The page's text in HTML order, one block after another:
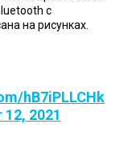
с
на рисунках.
hB7iPLLCHk
2021